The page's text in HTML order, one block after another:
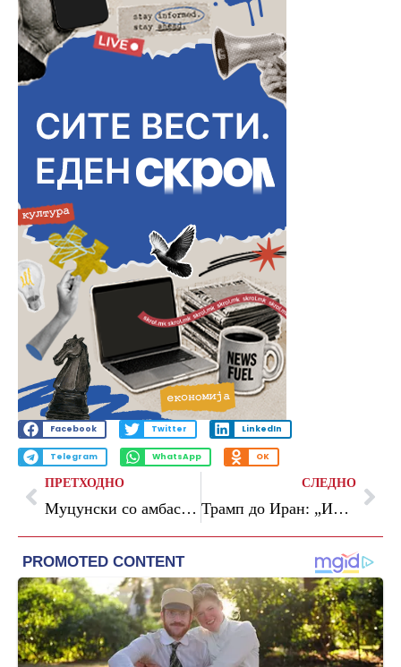
Facebook Twitter LinkedIn
Telegram WhatsApp OK
ПРЕТХОДНО
Муцунски со амбасадорите на земјите членки на ЕУ: разменети мислења за забрзување на реформските приоритети и евроинтегративниот процес на државата
СЛЕДНО
Трамп до Иран: „Имате уште една шанса, последната“